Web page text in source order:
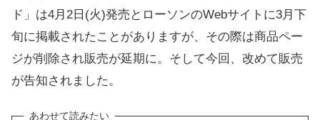
ド」は4月2日(火)発売とローソンのWebサイトに3月下
旬に掲載されたことがありますが、その際は商品ペー
ジが削除され販売が延期に。そして今回、改めて販売
が告知されました。